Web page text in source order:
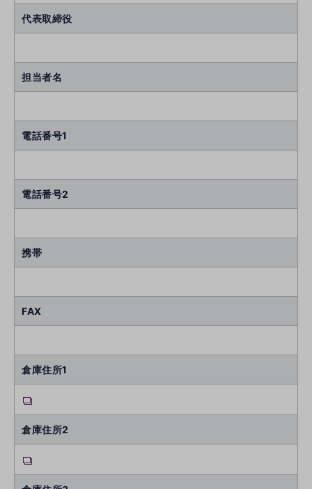
代表取締役
担当者名
電話番号1
電話番号2
携帯
FAX
倉庫住所1
倉庫住所2